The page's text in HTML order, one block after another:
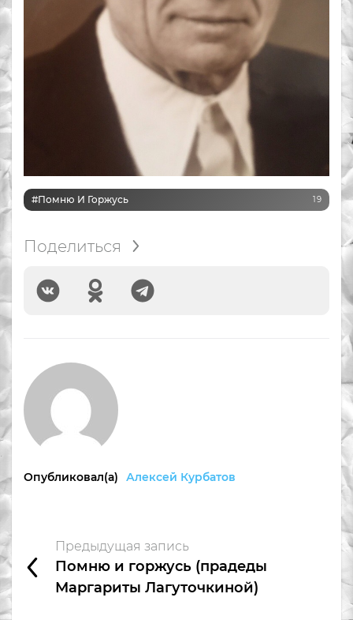
#Помню И Горжусь 19
Поделиться
Опубликовал(а) Алексей Курбатов
Предыдущая запись
Помню и горжусь (прадеды
Маргариты Лагуточкиной)